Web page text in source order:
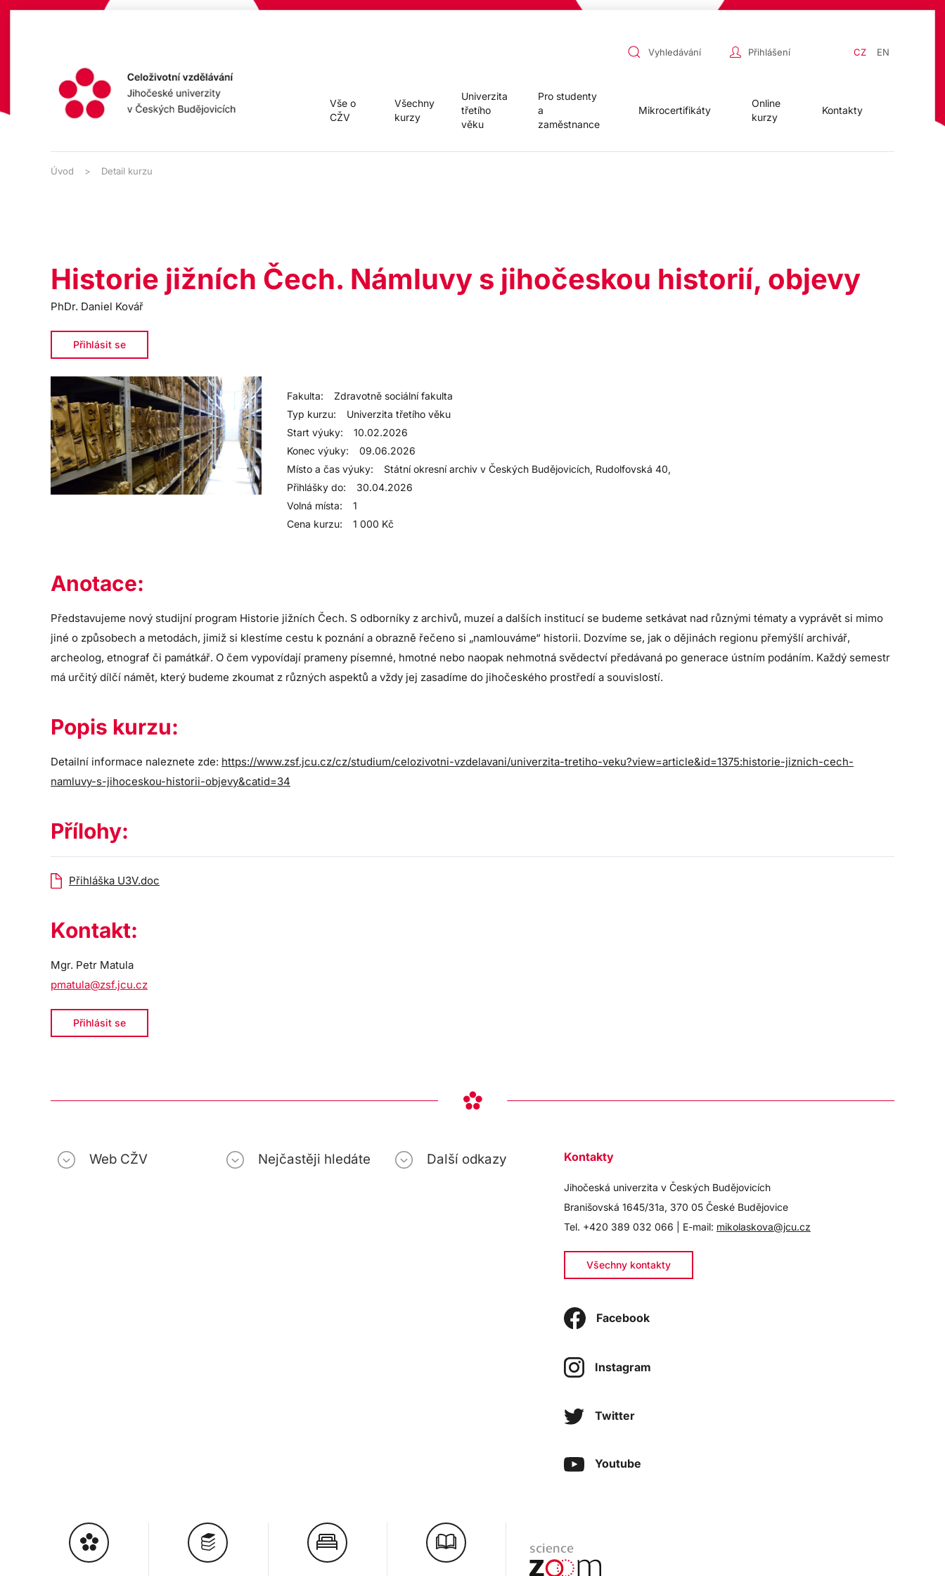
Přihlášení CZ EN
Vše o
CŽV
Všechny
kurzy
Univerzita
třetího
věku
Pro studenty
a
zaměstnance
Mikrocertifikáty
Online
kurzy
Kontakty
Úvod Detail kurzu
Historie jižních Čech. Námluvy s jihočeskou historií, objevy
PhDr. Daniel Kovář
Přihlásit se
Fakulta:
Zdravotně sociální fakulta
Typ kurzu:
Univerzita třetího věku
Start výuky:
10.02.2026
Konec výuky:
09.06.2026
Místo a čas výuky:
Státní okresní archiv v Českých Budějovicích, Rudolfovská 40,
Přihlášky do:
30.04.2026
Volná místa:
1
Cena kurzu:
1 000 Kč
Anotace:
Představujeme nový studijní program Historie jižních Čech. S odborníky z archivů, muzeí a dalších institucí se budeme setkávat nad různými tématy a vyprávět si mimo
jiné o způsobech a metodách, jimiž si klestíme cestu k poznání a obrazně řečeno si „namlouváme“ historii. Dozvíme se, jak o dějinách regionu přemýšlí archivář,
archeolog, etnograf či památkář. O čem vypovídají prameny písemné, hmotné nebo naopak nehmotná svědectví předávaná po generace ústním podáním. Každý semestr
má určitý dílčí námět, který budeme zkoumat z různých aspektů a vždy jej zasadíme do jihočeského prostředí a souvislostí.
Popis kurzu:
Detailní informace naleznete zde: https://www.zsf.jcu.cz/cz/studium/celozivotni-vzdelavani/univerzita-tretiho-veku?view=article&id=1375:historie-jiznich-cech-
namluvy-s-jihoceskou-historii-objevy&catid=34
Přílohy:
Přihláška U3V.doc
Kontakt:
Mgr. Petr Matula
pmatula@zsf.jcu.cz
Přihlásit se
Web CŽV Nejčastěji hledáte Další odkazy Kontakty
Jihočeská univerzita v Českých Budějovicích
Branišovská 1645/31a, 370 05 České Budějovice
Tel. +420 389 032 066 | E-mail: mikolaskova@jcu.cz
Všechny kontakty
Facebook
Instagram
Twitter
Youtube